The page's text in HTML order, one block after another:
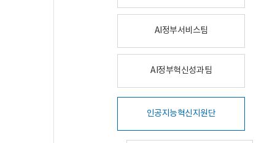
AI정부서비스팀
AI정부혁신성과팀
인공지능혁신지원단